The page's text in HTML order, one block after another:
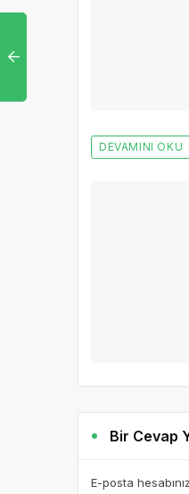
DEVAMINI OKU
Bir Cevap
E-posta